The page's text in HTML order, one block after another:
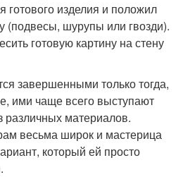
готового изделия и положил
(подвесы, шурупы или гвозди).
готовую картину на стену
завершенными только тогда,
ими чаще всего выступают
различных материалов.
весьма широк и мастерица
который ей просто